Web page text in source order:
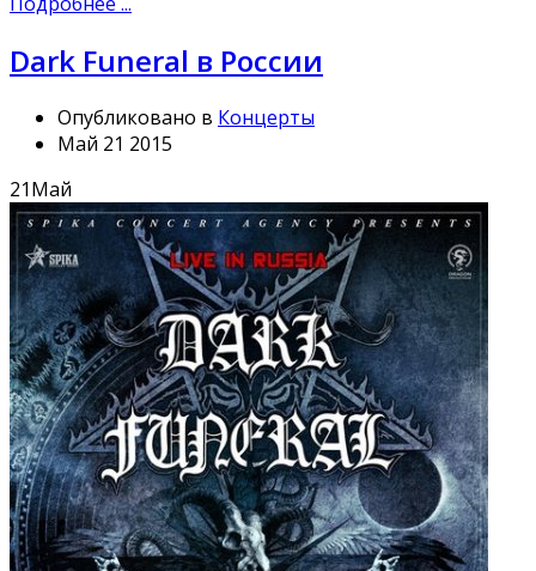
Dark Funeral в России
Опубликовано в Концерты
Май 21 2015
21Май